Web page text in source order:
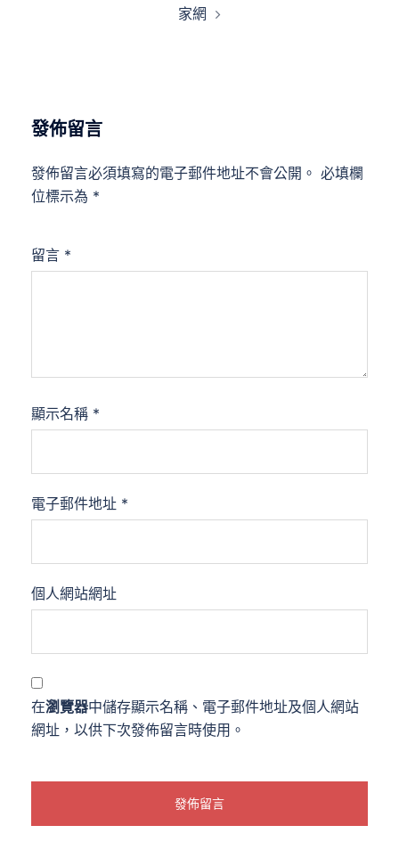
家網
發佈留言
發佈留言必須填寫的電子郵件地址不會公開。 必填欄
位標示為 *
留言 *
顯示名稱 *
電子郵件地址 *
個人網站網址
在瀏覽器中儲存顯示名稱、電子郵件地址及個人網站
網址，以供下次發佈留言時使用。